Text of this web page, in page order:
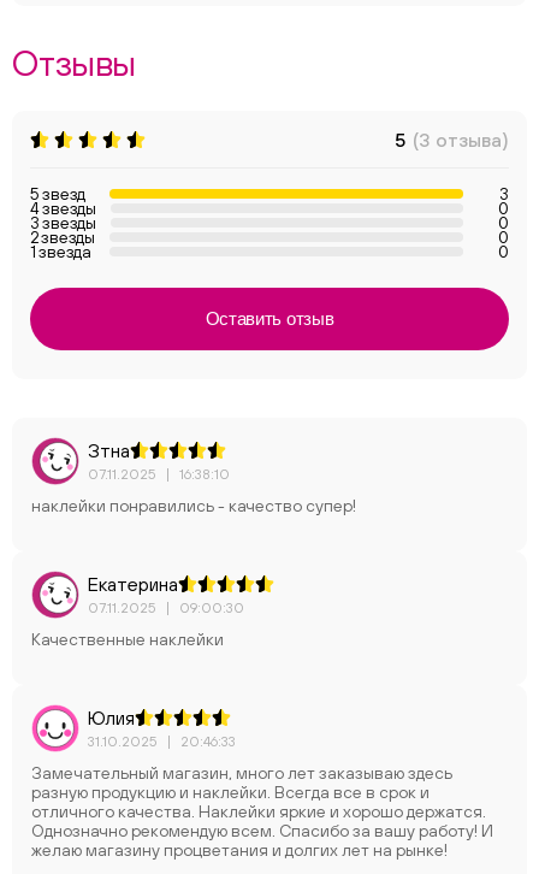
Отзывы
5 (3 отзыва)
5 звезд 3
4 звезды 0
3 звезды 0
2 звезды 0
1 звезда 0
Оставить отзыв
Зтна
07.11.2025 | 16:38:10
наклейки понравились - качество супер!
Екатерина
07.11.2025 | 09:00:30
Качественные наклейки
Юлия
31.10.2025 | 20:46:33
Замечательный магазин, много лет заказываю здесь
разную продукцию и наклейки. Всегда все в срок и
отличного качества. Наклейки яркие и хорошо держатся.
Однозначно рекомендую всем. Спасибо за вашу работу! И
желаю магазину процветания и долгих лет на рынке!